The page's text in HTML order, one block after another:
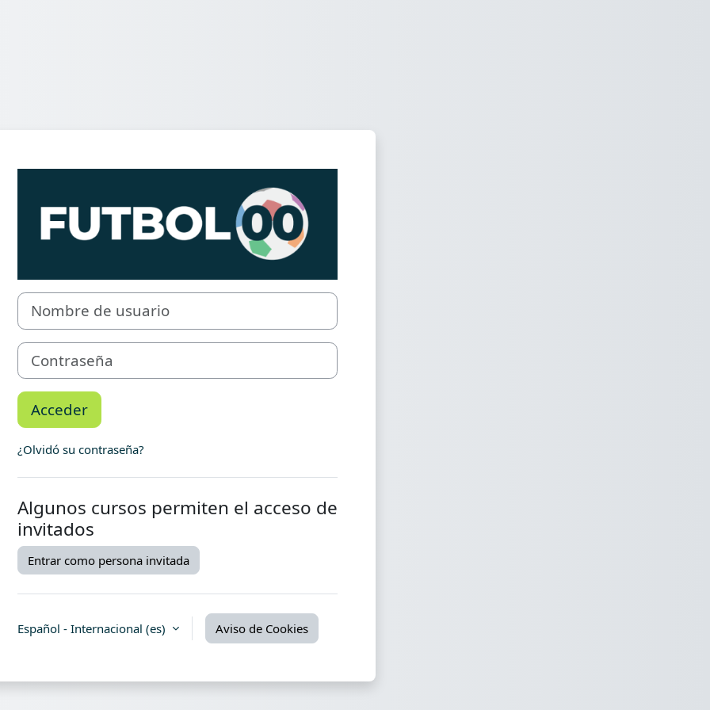
Entrar a FUTBOL 00 Academy ......... *** EN
Nombre de usuario
Contraseña
Acceder
¿Olvidó su contraseña?
Algunos cursos permiten el acceso de
invitados
Entrar como persona invitada
Español - Internacional ‎(es)‎ Aviso de Cookies